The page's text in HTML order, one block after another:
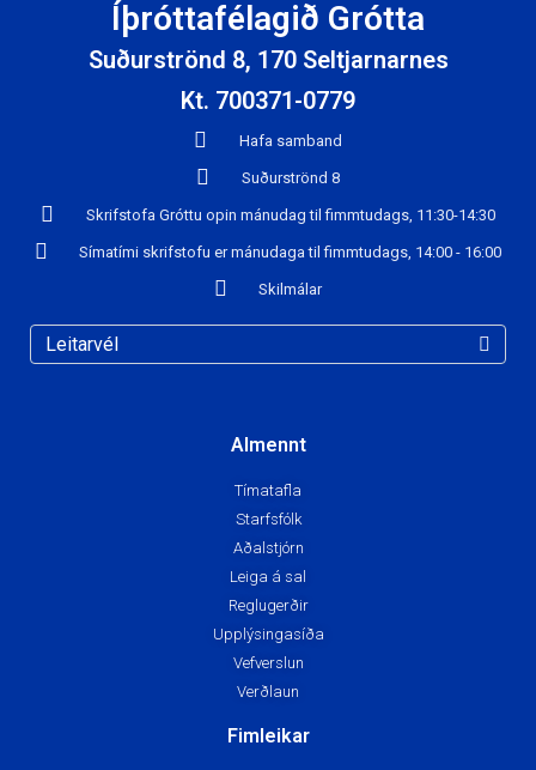
Íþróttafélagið Grótta
Suðurströnd 8, 170 Seltjarnarnes
Kt. 700371-0779
Hafa samband
Suðurströnd 8
Skrifstofa Gróttu opin mánudag til fimmtudags, 11:30-14:30
Símatími skrifstofu er mánudaga til fimmtudags, 14:00 - 16:00
Skilmálar
Almennt
Tímatafla
Starfsfólk
Aðalstjórn
Leiga á sal
Reglugerðir
Upplýsingasíða
Vefverslun
Verðlaun
Fimleikar